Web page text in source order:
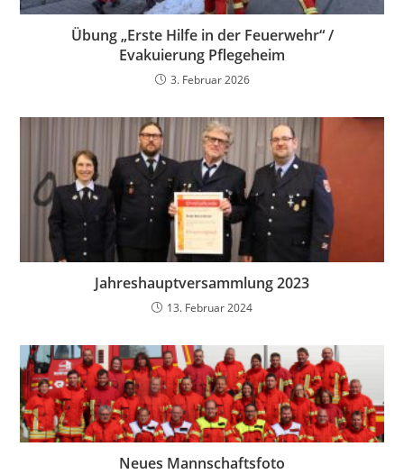
Übung „Erste Hilfe in der Feuerwehr“ /
Evakuierung Pflegeheim
3. Februar 2026
Jahreshauptversammlung 2023
13. Februar 2024
Neues Mannschaftsfoto